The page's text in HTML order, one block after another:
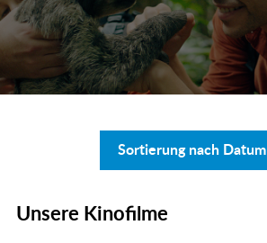
Sortierung nach Datum
Unsere Kinofilme